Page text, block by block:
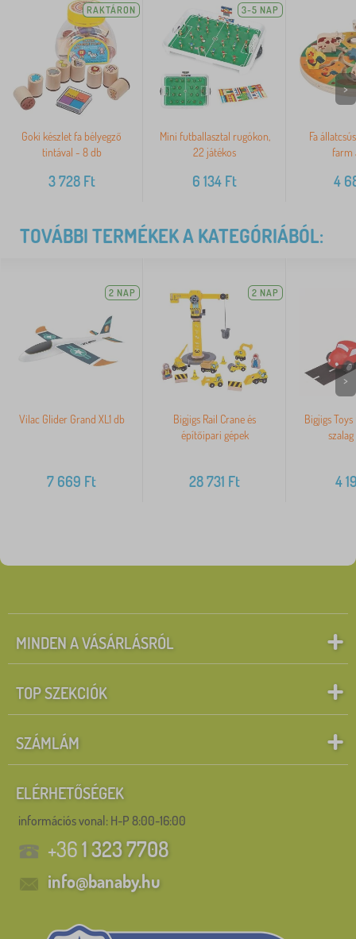
RAKTÁRON
Goki készlet fa bélyegző
tintával - 8 db
3 728Ft
3-5 NAP
Mini futballasztal rugókon,
22 játékos
6 134 Ft
Fa
farm
4
>
TOVÁBBI TERMÉKEK A KATEGÓRIÁBÓL:
2 NAP
Vilac Glider Grand XL1 db
7 669 Ft
2 NAP
Bigjigs Rail Crane és
építőipari gépek
28 731 Ft
Bigjigs
4
>
MINDEN A VÁSÁRLÁSRÓL
TOP SZEKCIÓK
SZÁMLÁM
ELÉRHETŐSÉGEK
információs vonal: H-P 8:00-16:00
+361 323 7708
info@banaby.hu